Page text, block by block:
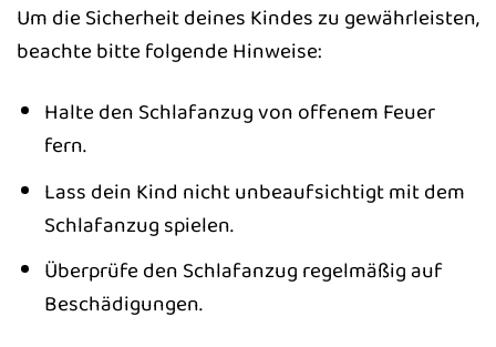
Um die Sicherheit deines Kindes zu gewährleisten,
beachte bitte folgende Hinweise:
Halte den Schlafanzug von offenem Feuer
fern.
Lass dein Kind nicht unbeaufsichtigt mit dem
Schlafanzug spielen.
Überprüfe den Schlafanzug regelmäßig auf
Beschädigungen.